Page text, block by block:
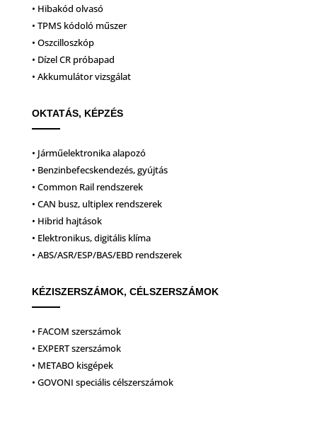
• Hibakód olvasó
• TPMS kódoló műszer
• Oszcilloszkóp
• Dízel CR próbapad
• Akkumulátor vizsgálat
OKTATÁS, KÉPZÉS
• Járműelektronika alapozó
• Benzinbefecskendezés, gyújtás
• Common Rail rendszerek
• CAN busz, ultiplex rendszerek
• Hibrid hajtások
• Elektronikus, digitális klíma
• ABS/ASR/ESP/BAS/EBD rendszerek
KÉZISZERSZÁMOK, CÉLSZERSZÁMOK
• FACOM szerszámok
• EXPERT szerszámok
• METABO kisgépek
• GOVONI speciális célszerszámok